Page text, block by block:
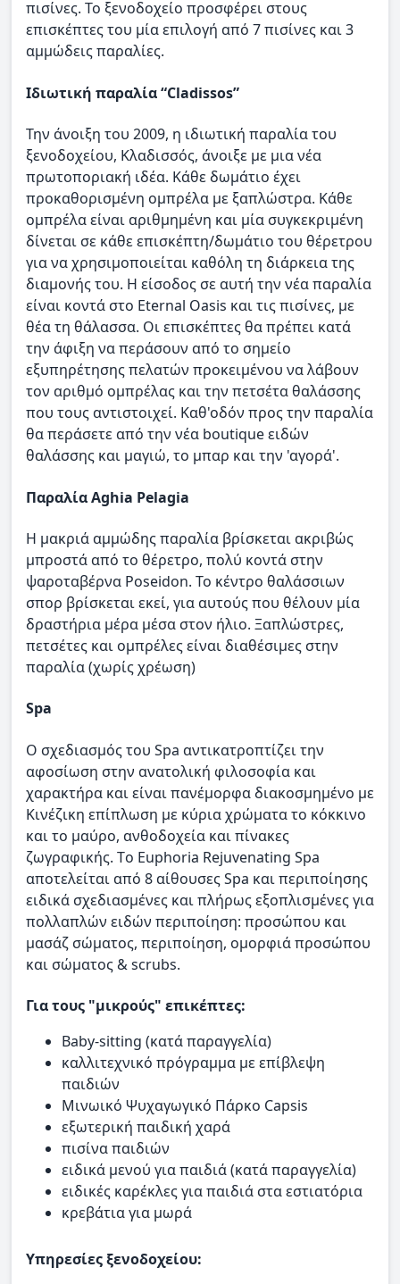
πισίνες. Το ξενοδοχείο προσφέρει στους
επισκέπτες του μία επιλογή από 7 πισίνες και 3
αμμώδεις παραλίες.
Ιδιωτική παραλία “Cladissos”
Την άνοιξη του 2009, η ιδιωτική παραλία του
ξενοδοχείου, Κλαδισσός, άνοιξε με μια νέα
πρωτοποριακή ιδέα. Κάθε δωμάτιο έχει
προκαθορισμένη ομπρέλα με ξαπλώστρα. Κάθε
ομπρέλα είναι αριθμημένη και μία συγκεκριμένη
δίνεται σε κάθε επισκέπτη/δωμάτιο του θέρετρου
για να χρησιμοποιείται καθόλη τη διάρκεια της
διαμονής του. Η είσοδος σε αυτή την νέα παραλία
είναι κοντά στο Eternal Oasis και τις πισίνες, με
θέα τη θάλασσα. Οι επισκέπτες θα πρέπει κατά
την άφιξη να περάσουν από το σημείο
εξυπηρέτησης πελατών προκειμένου να λάβουν
τον αριθμό ομπρέλας και την πετσέτα θαλάσσης
που τους αντιστοιχεί. Καθ'οδόν προς την παραλία
θα περάσετε από την νέα boutique ειδών
θαλάσσης και μαγιώ, το μπαρ και την 'αγορά'.
Παραλία Aghia Pelagia
Η μακριά αμμώδης παραλία βρίσκεται ακριβώς
μπροστά από το θέρετρο, πολύ κοντά στην
ψαροταβέρνα Poseidon. Το κέντρο θαλάσσιων
σπορ βρίσκεται εκεί, για αυτούς που θέλουν μία
δραστήρια μέρα μέσα στον ήλιο. Ξαπλώστρες,
πετσέτες και ομπρέλες είναι διαθέσιμες στην
παραλία (χωρίς χρέωση)
Spa
Ο σχεδιασμός του Spa αντικατροπτίζει την
αφοσίωση στην ανατολική φιλοσοφία και
χαρακτήρα και είναι πανέμορφα διακοσμημένο με
Κινέζικη επίπλωση με κύρια χρώματα το κόκκινο
και το μαύρο, ανθοδοχεία και πίνακες
ζωγραφικής. Tο Euphoria Rejuvenating Spa
αποτελείται από 8 αίθουσες Spa και περιποίησης
ειδικά σχεδιασμένες και πλήρως εξοπλισμένες για
πολλαπλών ειδών περιποίηση: προσώπου και
μασάζ σώματος, περιποίηση, ομορφιά προσώπου
και σώματος & scrubs.
Για τους "μικρούς" επικέπτες:
Baby-sitting (κατά παραγγελία)
καλλιτεχνικό πρόγραμμα με επίβλεψη
παιδιών
Μινωικό Ψυχαγωγικό Πάρκο Capsis
εξωτερική παιδική χαρά
πισίνα παιδιών
ειδικά μενού για παιδιά (κατά παραγγελία)
ειδικές καρέκλες για παιδιά στα εστιατόρια
κρεβάτια για μωρά
Υπηρεσίες ξενοδοχείου: